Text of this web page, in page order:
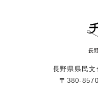
長野県県民
〒380-